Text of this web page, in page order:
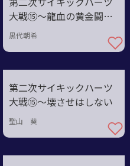
第二次サイキックハーツ
大戦⑮〜龍血の黄金闘技
場
黒代朝希
第二次サイキックハーツ
大戦⑮〜壊させはしない
聖山 葵